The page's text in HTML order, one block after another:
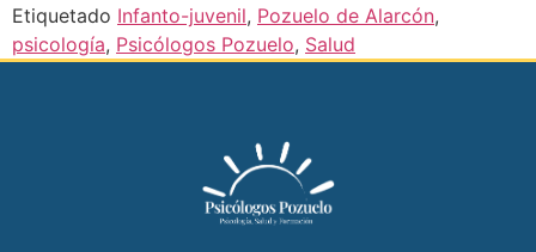
Etiquetado Infanto-juvenil, Pozuelo de Alarcón,
psicología, Psicólogos Pozuelo, Salud